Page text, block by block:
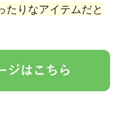
たりなアイテムだと